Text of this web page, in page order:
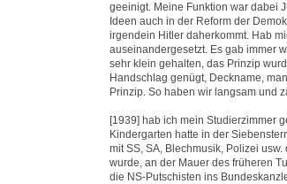
geeinigt. Meine Funktion war dabei
Ideen auch in der Reform der
irgendein Hitler daherkommt. Hab
auseinandergesetzt. Es gab immer
sehr klein gehalten, das Prinzip
Handschlag genügt, Deckname,
Prinzip. So haben wir langsam und
[1939] hab ich mein Studierzimmer
Kindergarten hatte in der
mit SS, SA, Blechmusik, Polizei
wurde, an der Mauer des früheren
die NS-Putschisten ins